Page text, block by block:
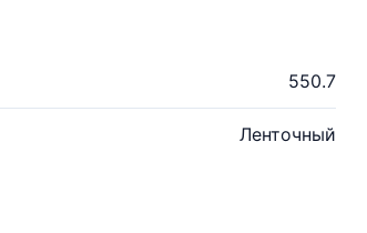
550.7
Ленточный